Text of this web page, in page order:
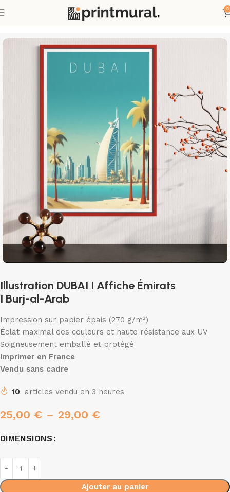
0
Affiches Pays et Villes
Illustration DUBAI I Affiche Émirats
I Burj-al-Arab
Impression sur papier épais (270 g/m²)
Éclat maximal des couleurs et haute résistance aux UV
Soigneusement emballé et protégé
Imprimer en France
Vendu sans cadre
10 articles vendu en 3 heures
25,00 € – 29,00 €
DIMENSIONS
Ajouter au panier